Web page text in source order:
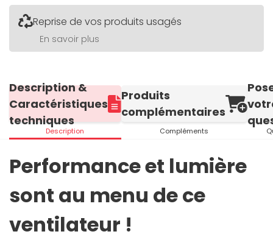
Reprise de vos produits usagés
En savoir plus
Description &
Caractéristiques
techniques
Description
Produits
complémentaires
Compléments
Performance et lumière
sont au menu de ce
ventilateur !